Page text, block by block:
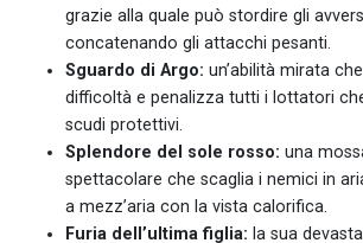
grazie alla quale può stordire gli
concatenando gli attacchi pesanti.
Sguardo di Argo: un’abilità mirata
difficoltà e penalizza tutti i lottatori
scudi protettivi.
Splendore del sole rosso: una
spettacolare che scaglia i nemici in
a mezz’aria con la vista calorifica.
Furia dell’ultima figlia: la sua